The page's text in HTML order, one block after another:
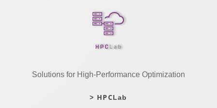
Solutions for High-Performance Optimization
> HPCLab